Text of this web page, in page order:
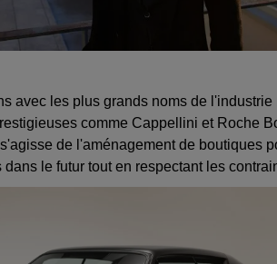
avec les plus grands noms de
comme Cappellini et Roche
de l'aménagement de boutiques
le futur tout en respectant les